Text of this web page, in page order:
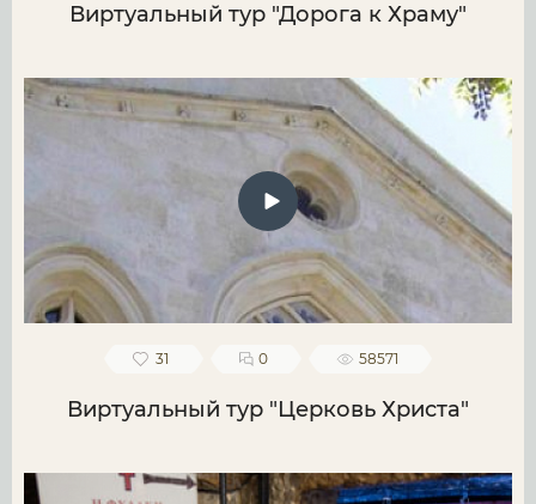
Виртуальный тур "Дорога к Храму"
31 0 58571
Виртуальный тур "Церковь Христа"